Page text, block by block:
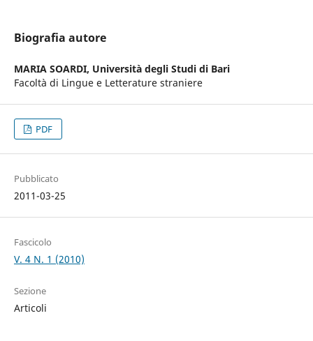
Biografia autore
MARIA SOARDI, Università degli Studi di Bari
Facoltà di Lingue e Letterature straniere
PDF
Pubblicato
2011-03-25
Fascicolo
V. 4 N. 1 (2010)
Sezione
Articoli